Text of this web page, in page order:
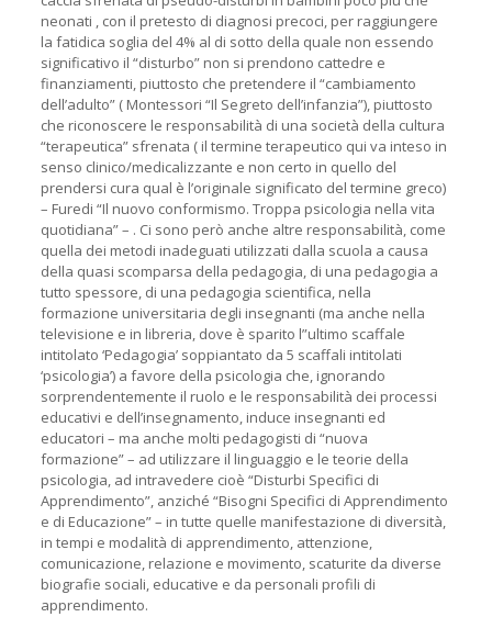
neonati , con il pretesto di diagnosi precoci, per raggiungere
la fatidica soglia del 4% al di sotto della quale non essendo
significativo il “disturbo” non si prendono cattedre e
finanziamenti, piuttosto che pretendere il “cambiamento
dell’adulto” ( Montessori “Il Segreto dell’infanzia”), piuttosto
che riconoscere le responsabilità di una società della cultura
“terapeutica” sfrenata ( il termine terapeutico qui va inteso in
senso clinico/medicalizzante e non certo in quello del
prendersi cura qual è l’originale significato del termine greco)
– Furedi “Il nuovo conformismo. Troppa psicologia nella vita
quotidiana” – . Ci sono però anche altre responsabilità, come
quella dei metodi inadeguati utilizzati dalla scuola a causa
della quasi scomparsa della pedagogia, di una pedagogia a
tutto spessore, di una pedagogia scientifica, nella
formazione universitaria degli insegnanti (ma anche nella
televisione e in libreria, dove è sparito l”ultimo scaffale
intitolato ‘Pedagogia’ soppiantato da 5 scaffali intitolati
‘psicologia’) a favore della psicologia che, ignorando
sorprendentemente il ruolo e le responsabilità dei processi
educativi e dell’insegnamento, induce insegnanti ed
educatori – ma anche molti pedagogisti di “nuova
formazione” – ad utilizzare il linguaggio e le teorie della
psicologia, ad intravedere cioè “Disturbi Specifici di
Apprendimento”, anziché “Bisogni Specifici di Apprendimento
e di Educazione” – in tutte quelle manifestazione di diversità,
in tempi e modalità di apprendimento, attenzione,
comunicazione, relazione e movimento, scaturite da diverse
biografie sociali, educative e da personali profili di
apprendimento.